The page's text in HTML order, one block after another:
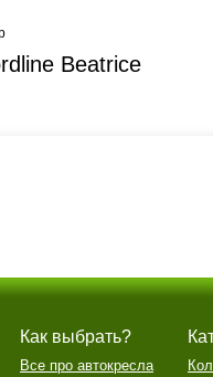
Beatrice
Как выбрать?
Все про автокресла